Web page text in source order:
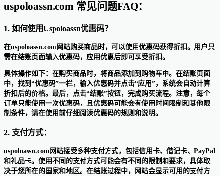
uspoloassn.com 常见问题FAQ：
1. 如何使用Uspoloassn优惠码？
在uspoloassn.com网站购买商品时，可以使用优惠码获得折扣。用户只
需在结账页面输入优惠码，应用优惠后即可享受折扣。
具体操作如下：在购买商品时，将商品添加到购物车中。在结账页面
中，找到“优惠码”一栏，输入优惠码并点击“应用”，系统会自动计算
折扣后的价格。最后，点击“结账”按钮，完成购买流程。注意，每个
订单只能使用一次优惠码，且优惠码可能会有使用时间限制和其他限
制条件，请在使用前仔细阅读优惠码的规则和说明。
2. 支付方式：
uspoloassn.com网站接受多种支付方式，包括信用卡、借记卡、PayPal
和礼品卡。使用不同的支付方式可能会有不同的限制和要求，具体取
决于您所在的国家和地区。在结账过程中，网站会显示可用的支付方